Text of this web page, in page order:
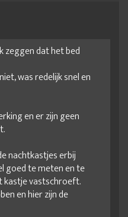
zeggen dat het bed
was redelijk snel en
en er zijn geen
nachtkastjes erbij
goed te meten en te
kastje vastschroeft.
en hier zijn de